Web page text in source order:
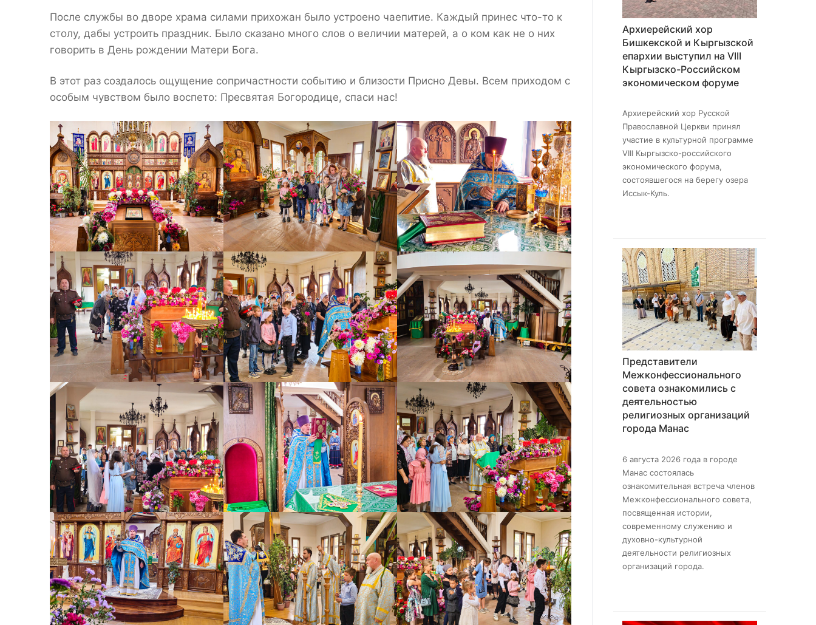
После службы во дворе храма силами прихожан было устроено чаепитие. Каждый принес что-то к
столу, дабы устроить праздник. Было сказано много слов о величии матерей, а о ком как не о них
говорить в День рождении Матери Бога.
В этот раз создалось ощущение сопричастности событию и близости Присно Девы. Всем приходом с
особым чувством было воспето: Пресвятая Богородице, спаси нас!
Архиерейский хор
Бишкекской и Кыргызской
епархии выступил на VIII
Кыргызско-Российском
экономическом форуме
Архиерейский хор Русской
Православной Церкви принял
участие в культурной программе
VIII Кыргызско-российского
экономического форума,
состоявшегося на берегу озера
Иссык-Куль.
Представители
Межконфессионального
совета ознакомились с
деятельностью
религиозных организаций
города Манас
6 августа 2026 года в городе
Манас состоялась
ознакомительная встреча членов
Межконфессионального совета,
посвященная истории,
современному служению и
духовно-культурной
деятельности религиозных
организаций города.